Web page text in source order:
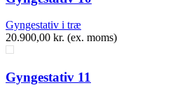
Gyngestativ i træ
20.900,00 kr. (ex. moms)
Gyngestativ 11